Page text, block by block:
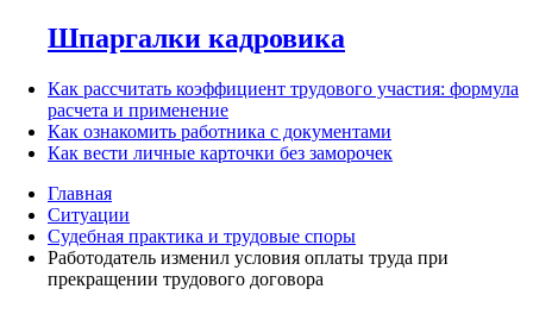
Шпаргалки кадровика
Как рассчитать коэффициент трудового участия: формула
расчета и применение
Как ознакомить работника с документами
Как вести личные карточки без заморочек
Главная
Ситуации
Судебная практика и трудовые споры
Работодатель изменил условия оплаты труда при
прекращении трудового договора